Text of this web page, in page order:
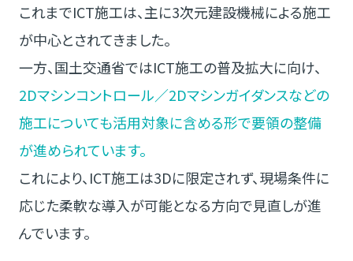
これまでICT施工は、主に3次元建設機械による施工
が中心とされてきました。
一方、国土交通省ではICT施工の普及拡大に向け、
2Dマシンコントロール／2Dマシンガイダンスなどの
施工についても活用対象に含める形で要領の整備
が進められています。
これにより、ICT施工は3Dに限定されず、現場条件に
応じた柔軟な導入が可能となる方向で見直しが進
んでいます。